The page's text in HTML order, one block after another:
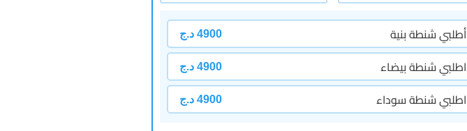
أطلبي شنطة بنية 4900 د.ج
اطلبي شنطة بيضاء 4900 د.ج
اطلبي شنطة سوداء 4900 د.ج